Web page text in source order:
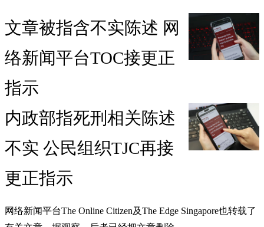
文章被指含不实陈述 网
络新闻平台TOC接更正
指示
内政部指死刑相关陈述
不实 公民组织TJC再接
更正指示
网络新闻平台The Online Citizen及The Edge Singapore也转载了